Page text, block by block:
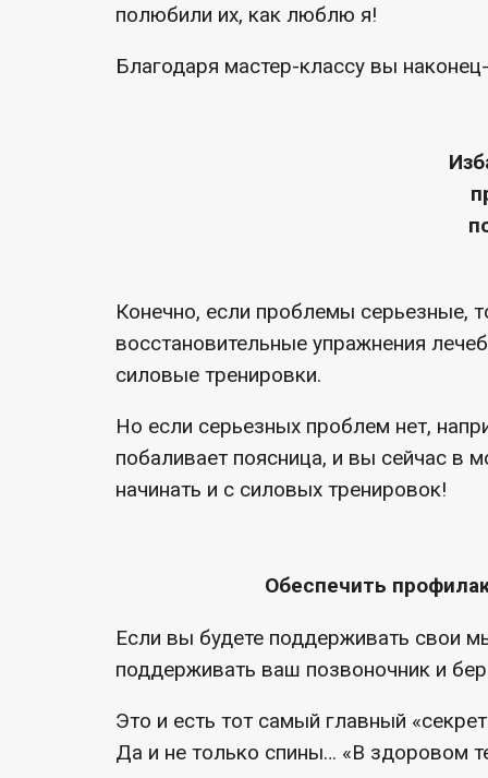
полюбили их, как люблю я!
Благодаря мастер-классу вы
Конечно, если проблемы серьезные,
восстановительные упражнения
силовые тренировки.
Но если серьезных проблем нет,
побаливает поясница, и вы сейчас в
начинать и с силовых тренировок!
Обеспечить
Если вы будете поддерживать свои
поддерживать ваш позвоночник и
Это и есть тот самый главный
Да и не только спины… «В здоровом